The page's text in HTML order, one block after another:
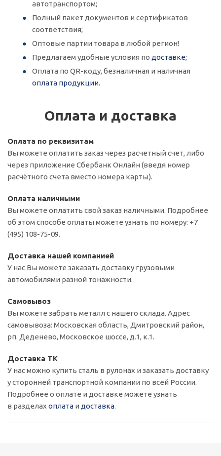
автотранспортом;
Полный пакет документов и сертификатов
соответствия;
Оптовые партии товара в любой регион!
Предлагаем удобные условия по доставке;
Оплата по QR-коду, безналичная и наличная
оплата продукции.
Оплата и доставка
Оплата по реквизитам
Вы можете оплатить заказ через расчетный счет, либо
через приложение Сбербанк Онлайн (введя номер
расчётного счета вместо номера карты).
Оплата наличными
Вы можете оплатить свой заказ наличными. Подробнее
об этом способе оплаты можете узнать по номеру: +7
(495) 108-75-09.
Доставка нашей компанией
У нас Вы можете заказать доставку грузовыми
автомобилями разной тонажности.
Самовывоз
Вы можете забрать металл с нашего склада. Адрес
самовывоза: Московская область, Дмитровский район,
рп. Деденево, Московское шоссе, д.1, к.1.
Доставка ТК
У нас можно купить сталь в рулонах и заказать доставку
у сторонней транспортной компании по всей России.
Подробнее о оплате и доставке можете узнать
в разделах оплата и доставка.